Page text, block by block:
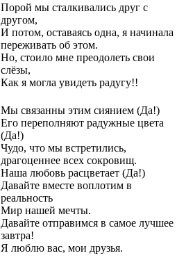
Порой мы сталкивались друг с
другом,
И потом, оставаясь одна, я начинала
переживать об этом.
Но, стоило мне преодолеть свои
слёзы,
Как я могла увидеть радугу!!
Мы связанны этим сиянием (Да!)
Его переполняют радужные цвета
(Да!)
Чудо, что мы встретились,
драгоценнее всех сокровищ.
Наша любовь расцветает (Да!)
Давайте вместе воплотим в
реальность
Мир нашей мечты.
Давайте отправимся в самое лучшее
завтра!
Я люблю вас, мои друзья.